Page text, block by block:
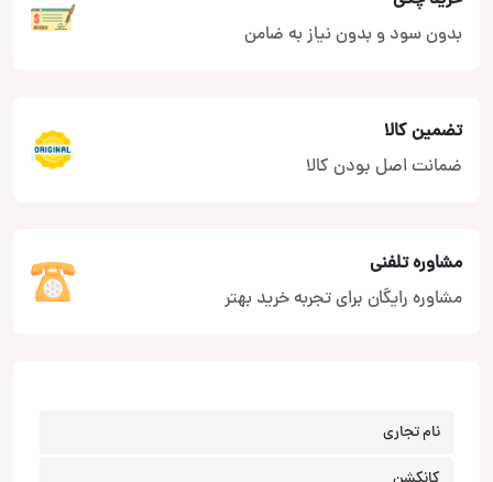
بدون سود و بدون نیاز به ضامن
تضمین کالا
ضمانت اصل بودن کالا
مشاوره تلفنی
مشاوره رایگان برای تجربه خرید بهتر
نام تجاری